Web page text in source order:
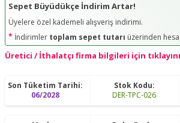
Sepet Büyüdükçe İndirim Artar!
Üyelere özel kademeli alışveriş indirimi.
* İndirimler toplam sepet tutarı üzerinden
Üretici / İthalatçı firma bilgileri için
Son Tüketim Tarihi:
06/2028
Stok Kodu:
DER-TPC-026